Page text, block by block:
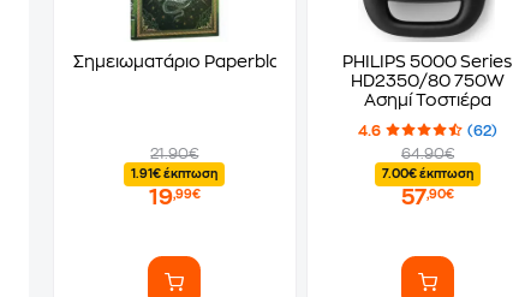
Σημειωματάριο Paperblanks Midi Ruled Slytherin
21.90€
1.91€ έκπτωση
19,99€
PHILIPS 5000 Series
HD2350/80 750W
Ασημί Τοστιέρα
4.6
(62)
64.90€
7.00€ έκπτωση
57,90€